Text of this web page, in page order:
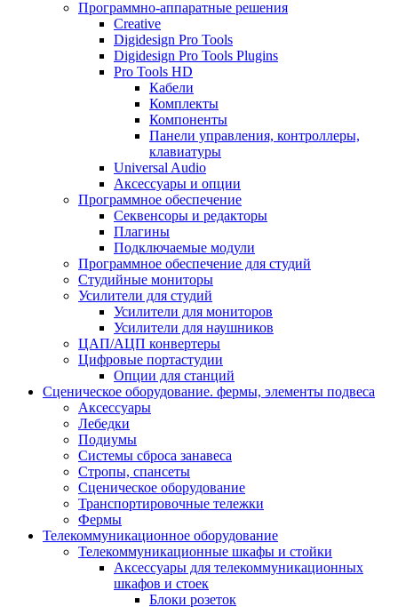
Программно-аппаратные решения
Creative
Digidesign Pro Tools
Digidesign Pro Tools Plugins
Pro Tools HD
Кабели
Комплекты
Компоненты
Панели управления, контроллеры,
клавиатуры
Universal Audio
Аксессуары и опции
Программное обеспечение
Cеквенсоры и редакторы
Плагины
Подключаемые модули
Программное обеспечение для студий
Студийные мониторы
Усилители для студий
Усилители для мониторов
Усилители для наушников
ЦАП/АЦП конвертеры
Цифровые портастудии
Опции для станций
Сценическое оборудование. фермы, элементы подвеса
Аксессуары
Лебедки
Подиумы
Системы сброса занавеса
Стропы, спансеты
Сценическое оборудование
Транспортировочные тележки
Фермы
Телекоммуникационное оборудование
Телекоммуникационные шкафы и стойки
Аксессуары для телекоммуникационных
шкафов и стоек
Блоки розеток